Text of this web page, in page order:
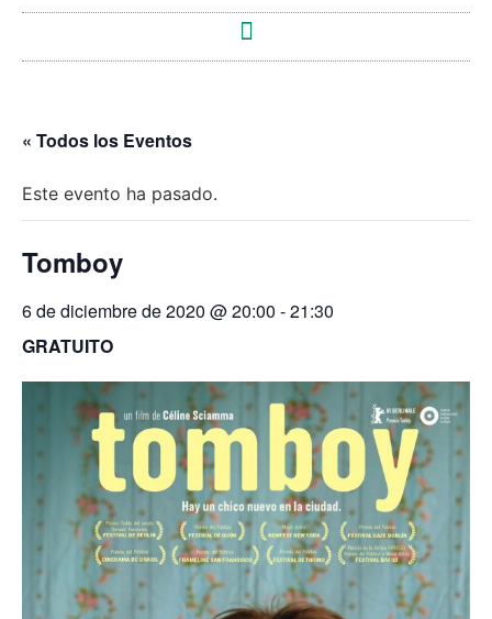
« Todos los Eventos
Este evento ha pasado.
Tomboy
6 de diciembre de 2020 @ 20:00 -21:30
GRATUITO